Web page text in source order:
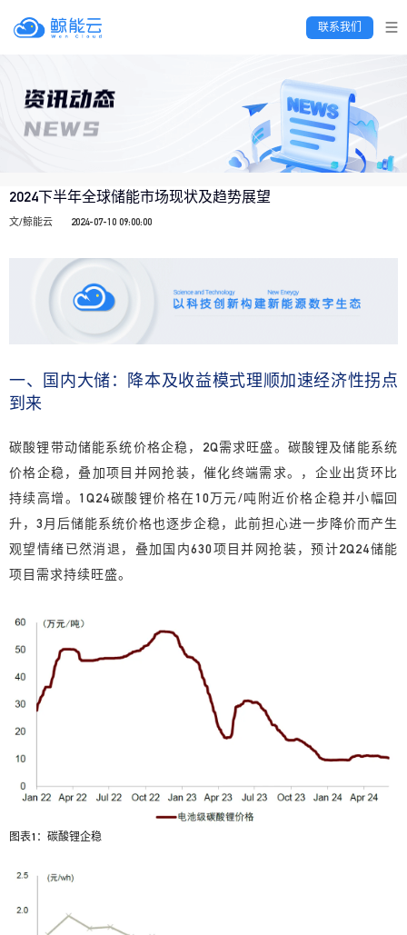
2024下半年全球储能市场现状及趋势展望
文/鲸能云 2024-07-10 09:00:00
一、国内大储：
降本及收益模式理顺加速经济性拐点
到来
碳酸锂带动储能系统价格企稳， 2Q需求旺盛。 碳酸锂及储能系统
价格企稳，叠加项目并网抢装，催化终端需求。，企业出货环比
持续高增。1Q24碳酸锂价格在10万元/吨附近价格企稳并小幅回
升，3月后储能系统价格也逐步企稳，此前担心进一步降价而产生
观望情绪已然消退，叠加国内630项目并网抢装，预计2Q24储能
项目需求持续旺盛。
图表1：碳酸锂企稳